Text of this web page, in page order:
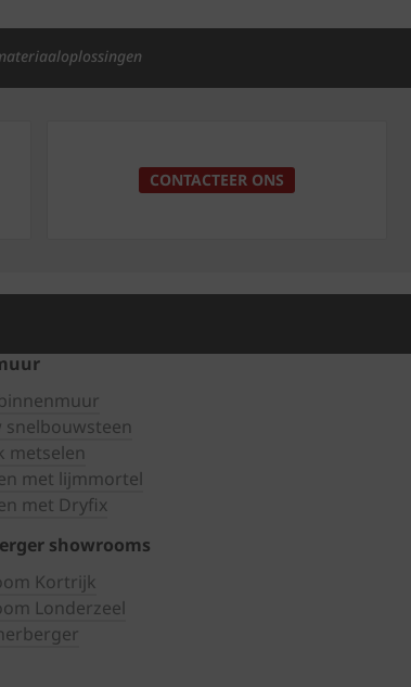
CONTACTEER ONS
snelbouwsteen
metselen
met lijmmortel
met Dryfix
showrooms
Kortrijk
Londerzeel